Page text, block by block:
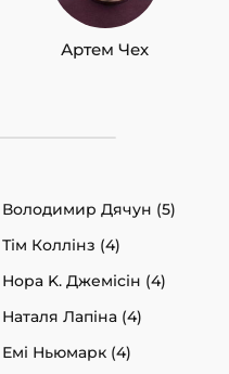
Артем Чех
Володимир Дячун (5)
Тім Коллінз (4)
Нора K. Джемісін (4)
Наталя Лапіна (4)
Емі Ньюмарк (4)